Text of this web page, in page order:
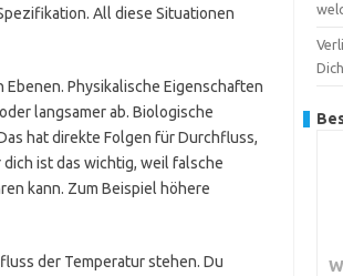
All diese Situationen
Ebenen. Physikalische Eigenschaften
langsamer ab. Biologische
hat direkte Folgen für Durchfluss,
ist das wichtig, weil falsche
kann. Zum Beispiel höhere
der Temperatur stehen. Du